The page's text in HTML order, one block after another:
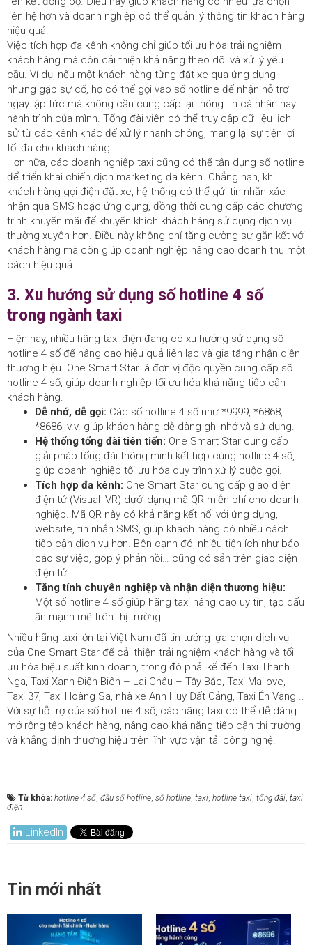
liên hệ hơn và doanh nghiệp có thể quản lý thông tin khách hàng
hiệu quả.
Việc tích hợp đa kênh không chỉ giúp tối ưu hóa trải nghiệm
khách hàng mà còn cải thiện khả năng theo dõi và xử lý yêu
cầu. Ví dụ, nếu một khách hàng từng đặt xe qua ứng dụng
nhưng gặp sự cố, họ có thể gọi vào số hotline để nhận hỗ trợ
ngay lập tức mà không cần cung cấp lại thông tin cá nhân hay
hành trình của mình. Tổng đài viên có thể truy cập dữ liệu lịch
sử từ các kênh khác để xử lý nhanh chóng, mang lại sự tiện lợi
tối đa cho khách hàng.
Hơn nữa, các doanh nghiệp taxi cũng có thể tận dụng số hotline
để triển khai chiến dịch marketing đa kênh. Chẳng hạn, khi
khách hàng gọi điện đặt xe, hệ thống có thể gửi tin nhắn xác
nhận qua SMS hoặc ứng dụng, đồng thời cung cấp các chương
trình khuyến mãi để khuyến khích khách hàng sử dụng dịch vụ
thường xuyên hơn. Điều này không chỉ tăng cường sự gắn kết với
khách hàng mà còn giúp doanh nghiệp nâng cao doanh thu một
cách hiệu quả.
3. Xu hướng sử dụng số hotline 4 số
trong ngành taxi
Hiện nay, nhiều hãng taxi điện đang có xu hướng sử dụng số
hotline 4 số để nâng cao hiệu quả liên lạc và gia tăng nhận diện
thương hiệu. One Smart Star là đơn vị độc quyền cung cấp số
hotline 4 số, giúp doanh nghiệp tối ưu hóa khả năng tiếp cận
khách hàng.
Dễ nhớ, dễ gọi: Các số hotline 4 số như *9999, *6868,
*8686, v.v. giúp khách hàng dễ dàng ghi nhớ và sử dụng.
Hệ thống tổng đài tiên tiến: One Smart Star cung cấp
giải pháp tổng đài thông minh kết hợp cùng hotline 4 số,
giúp doanh nghiệp tối ưu hóa quy trình xử lý cuộc gọi.
Tích hợp đa kênh: One Smart Star cung cấp giao diện
điện tử (Visual IVR) dưới dạng mã QR miễn phí cho doanh
nghiệp. Mã QR này có khả năng kết nối với ứng dụng,
website, tin nhắn SMS, giúp khách hàng có nhiều cách
tiếp cận dịch vụ hơn. Bên cạnh đó, nhiều tiện ích như báo
cáo sự việc, góp ý phản hồi… cũng có sẵn trên giao diện
điện tử.
Tăng tính chuyên nghiệp và nhận diện thương hiệu:
Một số hotline 4 số giúp hãng taxi nâng cao uy tín, tạo dấu
ấn mạnh mẽ trên thị trường.
Nhiều hãng taxi lớn tại Việt Nam đã tin tưởng lựa chọn dịch vụ
của One Smart Star để cải thiện trải nghiệm khách hàng và tối
ưu hóa hiệu suất kinh doanh, trong đó phải kể đến Taxi Thanh
Nga, Taxi Xanh Điện Biên – Lai Châu – Tây Bắc, Taxi Mailove,
Taxi 37, Taxi Hoàng Sa, nhà xe Anh Huy Đất Cảng, Taxi Én Vàng...
Với sự hỗ trợ của số hotline 4 số, các hãng taxi có thể dễ dàng
mở rộng tệp khách hàng, nâng cao khả năng tiếp cận thị trường
và khẳng định thương hiệu trên lĩnh vực vận tải công nghệ.
Từ khóa: hotline 4 số, đầu số hotline, số hotline, taxi, hotline taxi, tổng đài, taxi
điện
LinkedIn
Tin mới nhất